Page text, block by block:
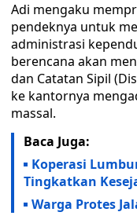
Adi mengaku
pendeknya untuk
administrasi
berencana akan
dan Catatan Sipil
ke kantornya
massal.
Baca Juga:
Koperasi
Tingkatkan
Warga Protes